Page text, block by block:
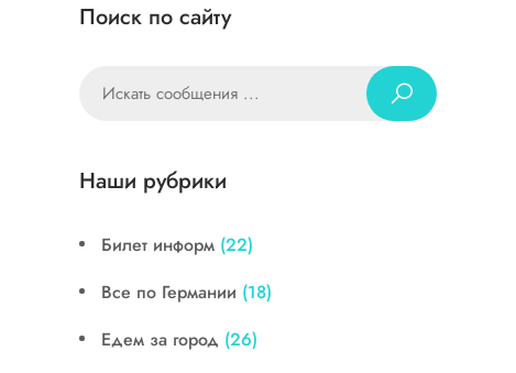
Поиск по сайту
Наши рубрики
Билет информ (22)
Все по Германии (18)
Едем за город (26)